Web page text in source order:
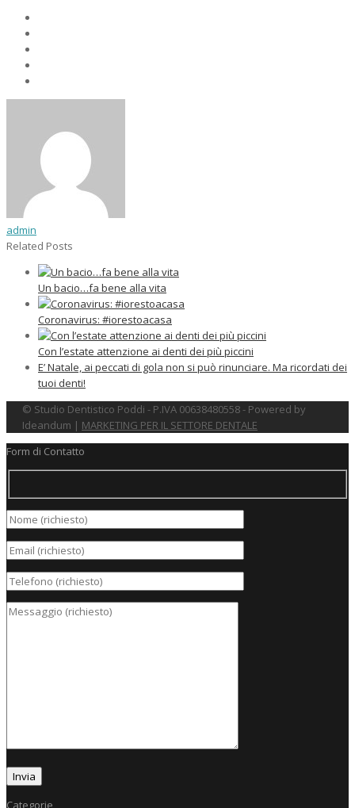
admin
Related Posts
Un bacio…fa bene alla vita
Coronavirus: #iorestoacasa
Con l’estate attenzione ai denti dei più piccini
E’ Natale, ai peccati di gola non si può rinunciare. Ma ricordati dei
tuoi denti!
© Studio Dentistico Poddi - P.IVA 00638480558 - Powered by
Ideandum | MARKETING PER IL SETTORE DENTALE
Form di Contatto
Categorie